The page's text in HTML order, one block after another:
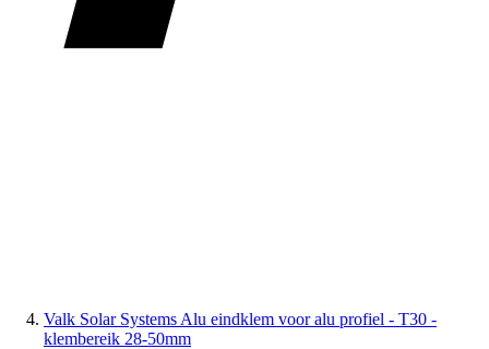
Valk Solar Systems Alu eindklem voor alu profiel - T30 -
klembereik 28-50mm